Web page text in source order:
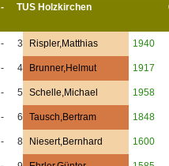
- TUS Holzkirchen
- 3 Rispler,Matthias 1940
- 4 Brunner,Helmut 1917
- 5 Schelle,Michael 1958
- 6 Tausch,Bertram 1848
- 8 Niesert,Bernhard 1600